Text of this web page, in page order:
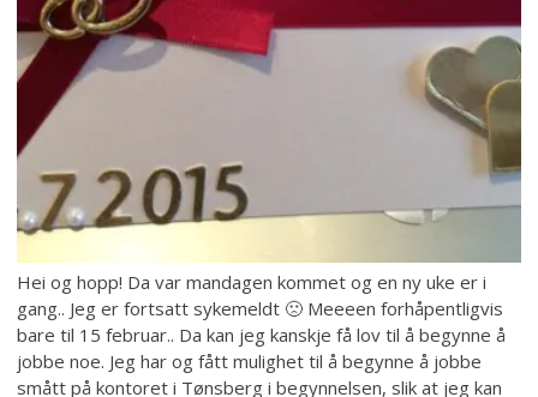
Hei og hopp! Da var mandagen kommet og en ny uke er i
gang.. Jeg er fortsatt sykemeldt 🙁 Meeeen forhåpentligvis
bare til 15 februar.. Da kan jeg kanskje få lov til å begynne å
jobbe noe. Jeg har og fått mulighet til å begynne å jobbe
smått på kontoret i Tønsberg i begynnelsen, slik at jeg kan